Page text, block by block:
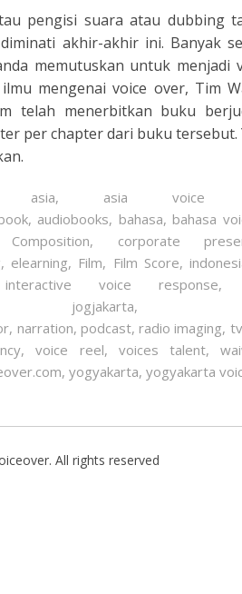
pengisi suara atau dubbing
akhir-akhir ini. Banyak
memutuskan untuk menjadi
mengenai voice over, Tim
telah menerbitkan buku
per chapter dari buku
asia, asia voice
, audiobooks, bahasa, bahasa
Composition, corporate
, elearning, Film, Film Score,
interactive voice response
jogjakarta
, narration, podcast, radio imaging,
,voice reel, voices talent,
, yogyakarta, yogyakarta
All rights reserved